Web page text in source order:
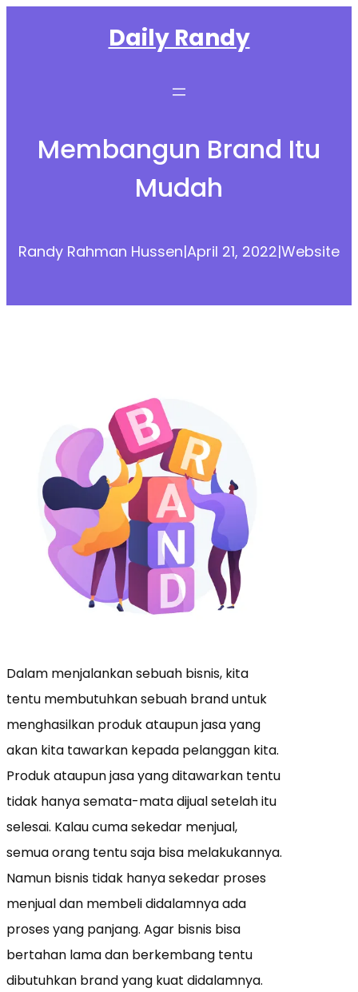
Daily Randy
Membangun Brand Itu
Mudah
Randy Rahman Hussen|April 21, 2022|Website
Dalam menjalankan sebuah bisnis, kita
tentu membutuhkan sebuah brand untuk
menghasilkan produk ataupun jasa yang
akan kita tawarkan kepada pelanggan kita.
Produk ataupun jasa yang ditawarkan tentu
tidak hanya semata-mata dijual setelah itu
selesai. Kalau cuma sekedar menjual,
semua orang tentu saja bisa melakukannya.
Namun bisnis tidak hanya sekedar proses
menjual dan membeli didalamnya ada
proses yang panjang. Agar bisnis bisa
bertahan lama dan berkembang tentu
dibutuhkan brand yang kuat didalamnya.